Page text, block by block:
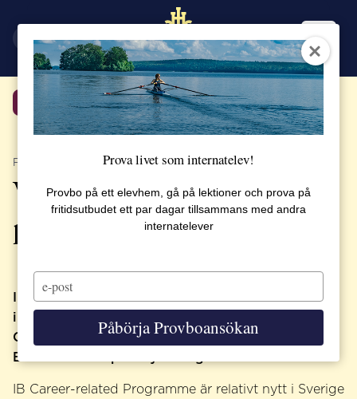
Tillbaka
PUBLICERAT 18 MARS 2021
Vi introducerar ett nytt IB-
program på SSHL
I augusti 2021 planerar vi att starta ett nytt
internationellt gymnasieprogram på SSHL, IB
Career-related Programme, med inriktning
Business & Hospitality Management.
IB Career-related Programme är relativt nytt i Sverige
Prova livet som internatelev!
Provbo på ett elevhem, gå på lektioner och prova på
fritidsutbudet ett par dagar tillsammans med andra
internatelever
your
email
Påbörja Provboansökan